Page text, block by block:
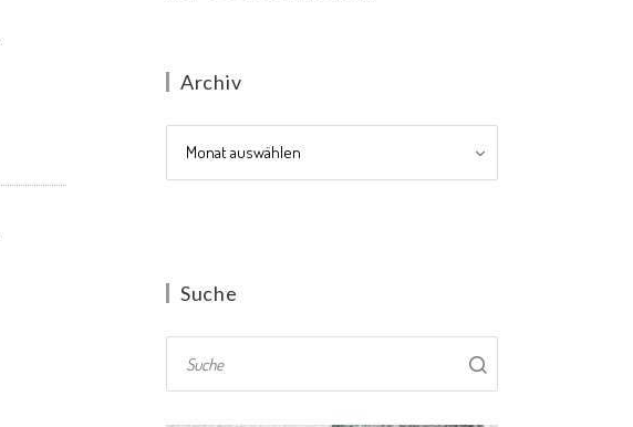
Archiv
Archiv
Suche